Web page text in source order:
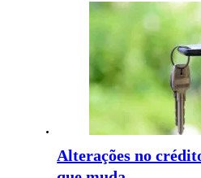
Alterações no